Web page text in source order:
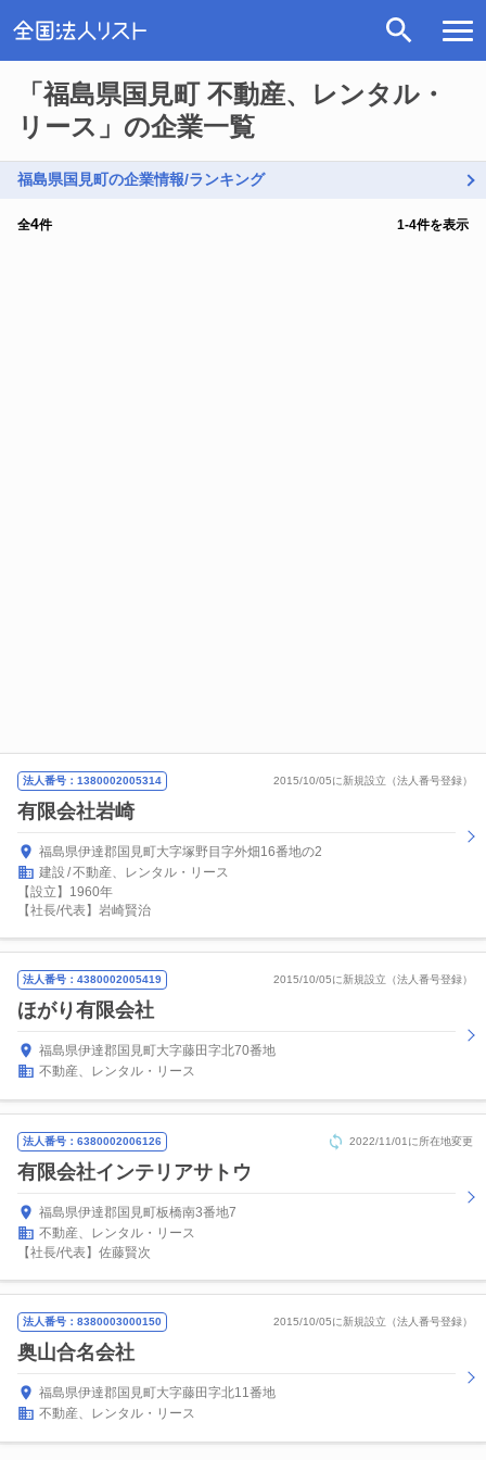
「福島県国見町 不動産、レンタル・
リース」の企業一覧
福島県国見町の企業情報/ランキング
全4件 1-4件を表示
法人番号：1380002005314 2015/10/05に新規設立（法人番号登録）
有限会社岩崎
福島県伊達郡国見町大字塚野目字外畑16番地の2
建設 不動産、レンタル・リース
【設立】1960年
【社長/代表】岩崎賢治
法人番号：4380002005419 2015/10/05に新規設立（法人番号登録）
ほがり有限会社
福島県伊達郡国見町大字藤田字北70番地
不動産、レンタル・リース
法人番号：6380002006126 2022/11/01に所在地変更
有限会社インテリアサトウ
福島県伊達郡国見町板橋南3番地7
不動産、レンタル・リース
【社長/代表】佐藤賢次
法人番号：8380003000150 2015/10/05に新規設立（法人番号登録）
奥山合名会社
福島県伊達郡国見町大字藤田字北11番地
不動産、レンタル・リース